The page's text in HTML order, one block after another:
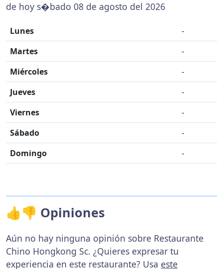
de hoy s�bado 08 de agosto del 2026
Lunes
-
Martes
-
Miércoles
-
Jueves
-
Viernes
-
Sábado
-
Domingo
-
👍👎 Opiniones
Aún no hay ninguna opinión sobre Restaurante
Chino Hongkong Sc. ¿Quieres expresar tu
experiencia en este restaurante? Usa este